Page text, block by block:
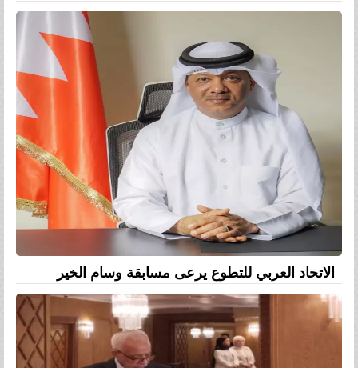
الاتحاد العربي للتطوع يرعى مسابقة وسام الخير